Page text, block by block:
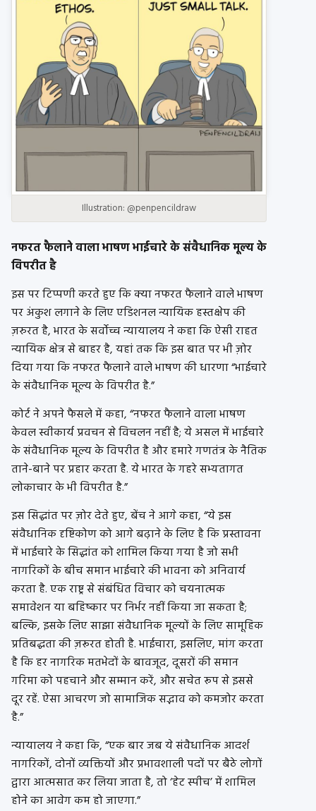
Illustration: @penpencildraw
नफरत फैलाने वाला भाषण भाईचारे के संवैधानिक मूल्य के
विपरीत है
इस पर टिप्पणी करते हुए कि क्या नफरत फैलाने वाले भाषण
पर अंकुश लगाने के लिए एडिशनल न्यायिक हस्तक्षेप की
ज़रुरत है, भारत के सर्वोच्च न्यायालय ने कहा कि ऐसी राहत
न्यायिक क्षेत्र से बाहर है, यहां तक ​​​​कि इस बात पर भी ज़ोर
दिया गया कि नफरत फैलाने वाले भाषण की धारणा “भाईचारे
के संवैधानिक मूल्य के विपरीत है.”
कोर्ट ने अपने फैसले में कहा, “नफरत फैलाने वाला भाषण
केवल स्वीकार्य प्रवचन से विचलन नहीं है; ये असल में भाईचारे
के संवैधानिक मूल्य के विपरीत है और हमारे गणतंत्र के नैतिक
ताने-बाने पर प्रहार करता है. ये भारत के गहरे सभ्यतागत
लोकाचार के भी विपरीत है.”
इस सिद्धांत पर ज़ोर देते हुए, बेंच ने आगे कहा, “ये इस
संवैधानिक दृष्टिकोण को आगे बढ़ाने के लिए है कि प्रस्तावना
में भाईचारे के सिद्धांत को शामिल किया गया है जो सभी
नागरिकों के बीच समान भाईचारे की भावना को अनिवार्य
करता है. एक राष्ट्र से संबंधित विचार को चयनात्मक
समावेशन या बहिष्कार पर निर्भर नहीं किया जा सकता है;
बल्कि, इसके लिए साझा संवैधानिक मूल्यों के लिए सामूहिक
प्रतिबद्धता की ज़रूरत होती है. भाईचारा, इसलिए, मांग करता
है कि हर नागरिक मतभेदों के बावजूद, दूसरों की समान
गरिमा को पहचाने और सम्मान करें, और सचेत रूप से इससे
दूर रहें. ऐसा आचरण जो सामाजिक सद्भाव को कमजोर करता
है.”
न्यायालय ने कहा कि, “एक बार जब ये संवैधानिक आदर्श
नागरिकों, दोनों व्यक्तियों और प्रभावशाली पदों पर बैठे लोगों
द्वारा आत्मसात कर लिया जाता है, तो ‘हेट स्पीच’ में शामिल
होने का आवेग कम हो जाएगा.”